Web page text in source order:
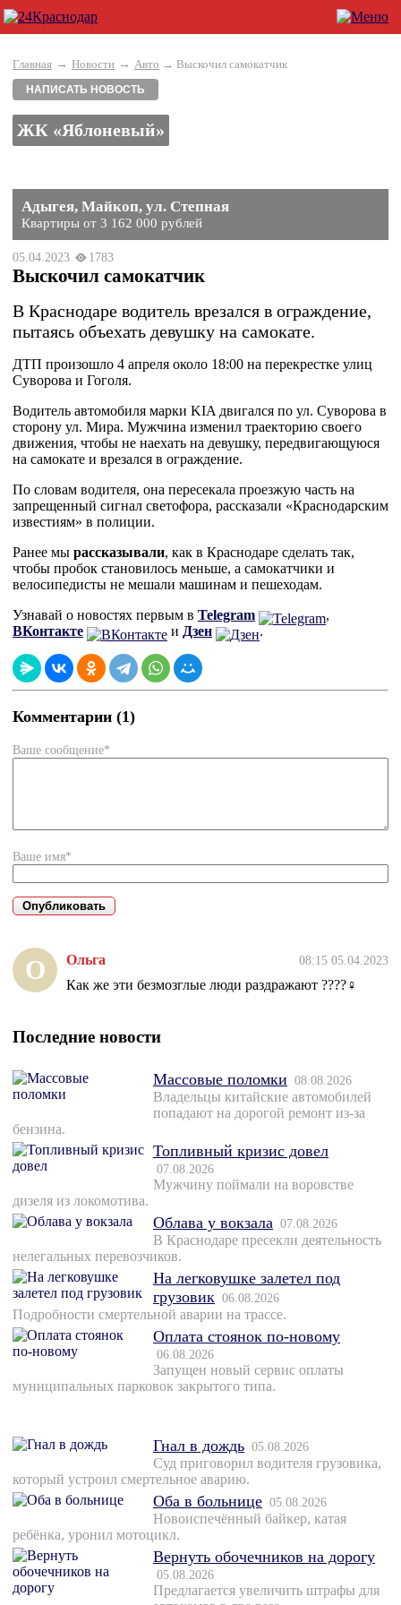
Главная → Новости → Авто → Выскочил самокатчик
НАПИСАТЬ НОВОСТЬ
ЖК «Яблоневый»
Адыгея, Майкоп, ул. Степная
Квартиры от 3 162 000 рублей
05.04.2023 1783
Выскочил самокатчик
В Краснодаре водитель врезался в ограждение,
пытаясь объехать девушку на самокате.
ДТП произошло 4 апреля около 18:00 на перекрестке улиц
Суворова и Гоголя.
Водитель автомобиля марки KIA двигался по ул. Суворова в
сторону ул. Мира. Мужчина изменил траекторию своего
движения, чтобы не наехать на девушку, передвигающуюся
на самокате и врезался в ограждение.
По словам водителя, она пересекала проезжую часть на
запрещенный сигнал светофора, рассказали «Краснодарским
известиям» в полиции.
Ранее мы рассказывали, как в Краснодаре сделать так,
чтобы пробок становилось меньше, а самокатчики и
велосипедисты не мешали машинам и пешеходам.
Узнавай о новостях первым в Telegram
,
ВКонтакте
и Дзен .
Комментарии (1)
Ваше сообщение*
Ваше имя*
О Ольга 08:15 05.04.2023
Как же эти безмозглые люди раздражают ????‍♀️
Последние новости
Массовые поломки 08.08.2026
Владельцы китайские автомобилей
попадают на дорогой ремонт из-за
бензина.
Топливный кризис довел
07.08.2026
Мужчину поймали на воровстве
дизеля из локомотива.
Облава у вокзала 07.08.2026
В Краснодаре пресекли деятельность
нелегальных перевозчиков.
На легковушке залетел под
грузовик 06.08.2026
Подробности смертельной аварии на трассе.
Оплата стоянок по-новому
06.08.2026
Запущен новый сервис оплаты
муниципальных парковок закрытого типа.
Гнал в дождь 05.08.2026
Суд приговорил водителя грузовика,
который устроил смертельное аварию.
Оба в больнице 05.08.2026
Новоиспечённый байкер, катая
ребёнка, уронил мотоцикл.
Вернуть обочечников на дорогу
05.08.2026
Предлагается увеличить штрафы для